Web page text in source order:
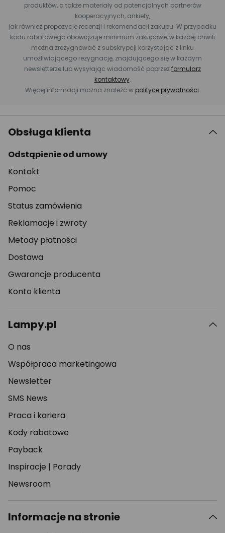
produktów, a także materiały od potencjalnych partnerów
kooperacyjnych, ankiety,
jak również propozycje recenzji i rekomendacji zakupu. W przypadku
kodu rabatowego obowiązuje minimum zakupowe, w każdej chwili
można zrezygnować z subskrypcji korzystając z linku
umożliwiającego rezygnację, znajdującego się w każdym
newsletterze lub wysyłając wiadomość poprzezformularz
kontaktowy.
Więcej informacji można znaleźć w polityce prywatności.
Obsługa klienta
Odstąpienie od umowy
Kontakt
Pomoc
Status zamówienia
Reklamacje i zwroty
Metody płatności
Dostawa
Gwarancje producenta
Konto klienta
Lampy.pl
O nas
Współpraca marketingowa
Newsletter
SMS News
Praca i kariera
Kody rabatowe
Payback
Inspiracje | Porady
Newsroom
Informacje na stronie